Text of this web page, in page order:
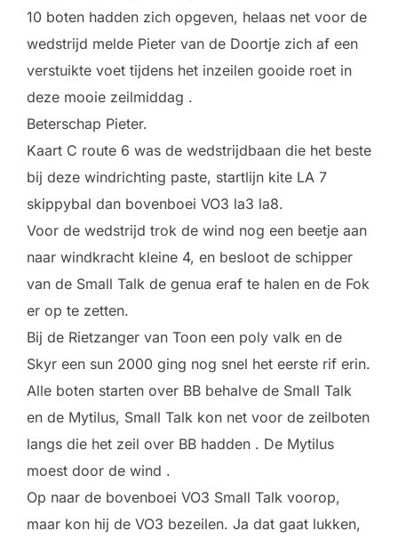
10 boten hadden zich opgeven, helaas net voor de
wedstrijd melde Pieter van de Doortje zich af een
verstuikte voet tijdens het inzeilen gooide roet in
deze mooie zeilmiddag .
Beterschap Pieter.
Kaart C route 6 was de wedstrijdbaan die het beste
bij deze windrichting paste, startlijn kite LA 7
skippybal dan bovenboei VO3 la3 la8.
Voor de wedstrijd trok de wind nog een beetje aan
naar windkracht kleine 4, en besloot de schipper
van de Small Talk de genua eraf te halen en de Fok
er op te zetten.
Bij de Rietzanger van Toon een poly valk en de
Skyr een sun 2000 ging nog snel het eerste rif erin.
Alle boten starten over BB behalve de Small Talk
en de Mytilus, Small Talk kon net voor de zeilboten
langs die het zeil over BB hadden . De Mytilus
moest door de wind .
Op naar de bovenboei VO3 Small Talk voorop,
maar kon hij de VO3 bezeilen. Ja dat gaat lukken,